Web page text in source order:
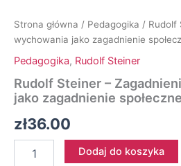
Strona główna / Pedagogika / Rudolf
wychowania jako zagadnienie
Pedagogika, Rudolf Steiner
Rudolf Steiner –
jako zagadnienie społeczne
zł36.00
Rudolf
Dodaj do koszyka